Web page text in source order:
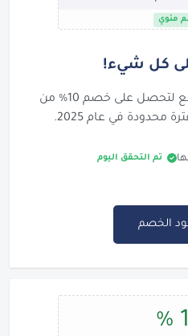
مئوي
طبق هذا الكوبون عند الدفع لتحصل على خصم 10% من
في عام 2025.
تم التحقق اليوم
الخصم